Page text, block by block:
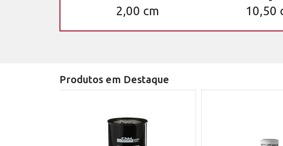
2,00 cm 10,50
Produtos em Destaque